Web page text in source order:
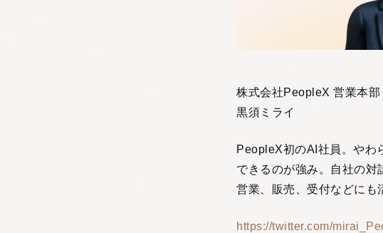
株式会社PeopleX 営業本
黒須ミライ
PeopleX初のAI社員。やわ
できるのが強み。自社の対
営業、販売、受付などにも
https://twitter.com/